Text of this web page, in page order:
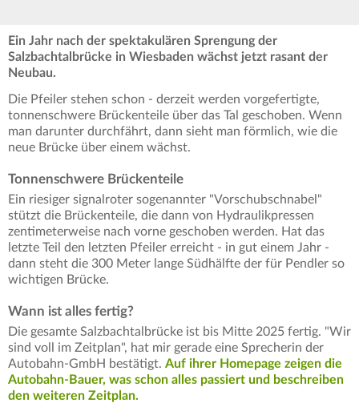
Ein Jahr nach der spektakulären Sprengung der
Salzbachtalbrücke in Wiesbaden wächst jetzt rasant der
Neubau.
Die Pfeiler stehen schon - derzeit werden vorgefertigte,
tonnenschwere Brückenteile über das Tal geschoben. Wenn
man darunter durchfährt, dann sieht man förmlich, wie die
neue Brücke über einem wächst.
Tonnenschwere Brückenteile
Ein riesiger signalroter sogenannter "Vorschubschnabel"
stützt die Brückenteile, die dann von Hydraulikpressen
zentimeterweise nach vorne geschoben werden. Hat das
letzte Teil den letzten Pfeiler erreicht - in gut einem Jahr -
dann steht die 300 Meter lange Südhälfte der für Pendler so
wichtigen Brücke.
Wann ist alles fertig?
Die gesamte Salzbachtalbrücke ist bis Mitte 2025 fertig. "Wir
sind voll im Zeitplan", hat mir gerade eine Sprecherin der
Autobahn-GmbH bestätigt. Auf ihrer Homepage zeigen die
Autobahn-Bauer, was schon alles passiert und beschreiben
den weiteren Zeitplan.